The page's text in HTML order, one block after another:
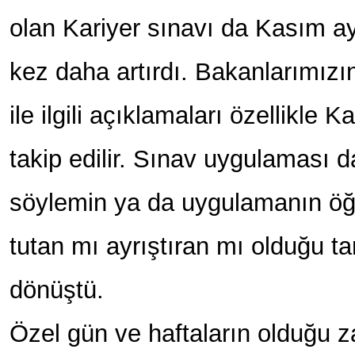
olan Kariyer sınavı da Kasım
kez daha artırdı.
ile ilgili açıklamaları özellikle
takip edilir. Sınav uygulaması
söylemin ya da uygulamanın
tutan mı ayrıştıran mı olduğu
dönüştü.
Özel gün ve haftaların olduğu